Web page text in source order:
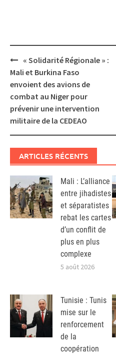
Post
navigation
« Solidarité Régionale » :
Mali et Burkina Faso
envoient des avions de
combat au Niger pour
prévenir une intervention
militaire de la CEDEAO
ARTICLES RÉCENTS
Mali : L’alliance
entre jihadistes
et séparatistes
rebat les cartes
d’un conflit de
plus en plus
complexe
5 août 2026
Tunisie : Tunis
mise sur le
renforcement
de la
coopération